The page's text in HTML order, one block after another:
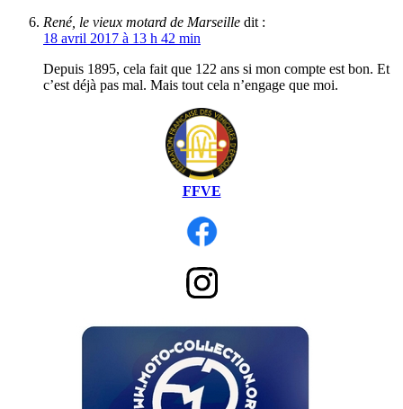
René, le vieux motard de Marseille dit :
18 avril 2017 à 13 h 42 min
Depuis 1895, cela fait que 122 ans si mon compte est bon. Et
c’est déjà pas mal. Mais tout cela n’engage que moi.
FFVE